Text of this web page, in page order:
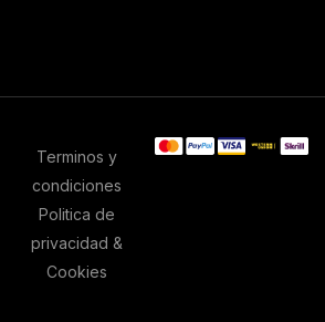
Terminos y
condiciones
Politica de
privacidad &
Cookies